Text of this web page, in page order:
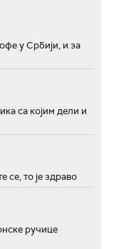
у Србији, и за
са којим дели и
се, то је здраво
ручице